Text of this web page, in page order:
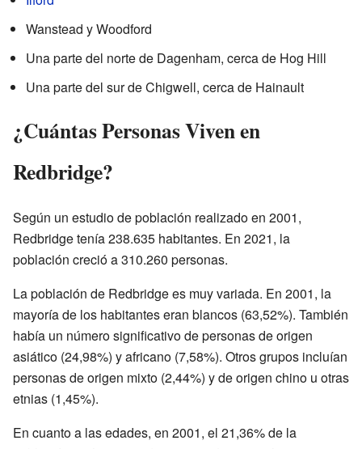
Wanstead y Woodford
Una parte del norte de Dagenham, cerca de Hog Hill
Una parte del sur de Chigwell, cerca de Hainault
¿Cuántas Personas Viven en
Redbridge?
Según un estudio de población realizado en 2001,
Redbridge tenía 238.635 habitantes. En 2021, la
población creció a 310.260 personas.
La población de Redbridge es muy variada. En 2001, la
mayoría de los habitantes eran blancos (63,52%). También
había un número significativo de personas de origen
asiático (24,98%) y africano (7,58%). Otros grupos incluían
personas de origen mixto (2,44%) y de origen chino u otras
etnias (1,45%).
En cuanto a las edades, en 2001, el 21,36% de la